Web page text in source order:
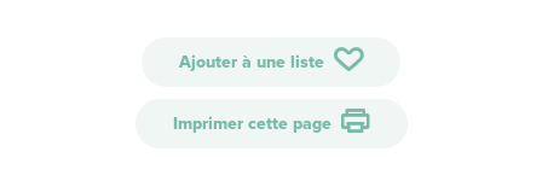
Ajouter à une liste
Imprimer cette page